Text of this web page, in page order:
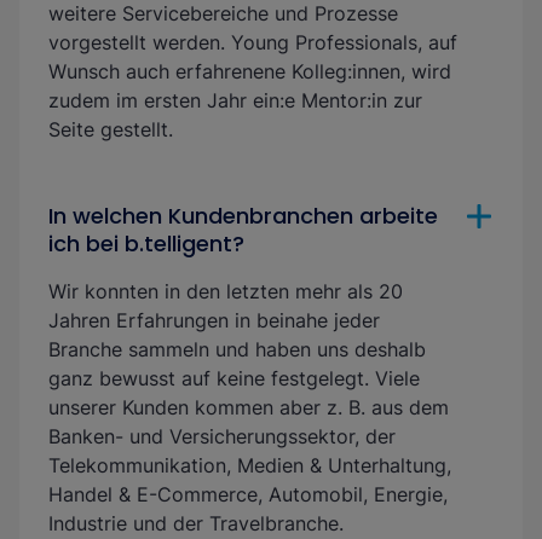
weitere Servicebereiche und Prozesse
vorgestellt werden. Young Professionals, auf
Wunsch auch erfahrenene Kolleg:innen, wird
zudem im ersten Jahr ein:e Mentor:in zur
Seite gestellt.
In welchen Kundenbranchen arbeite
ich bei b.telligent?
Wir konnten in den letzten mehr als 20
Jahren Erfahrungen in beinahe jeder
Branche sammeln und haben uns deshalb
ganz bewusst auf keine festgelegt. Viele
unserer Kunden kommen aber z. B. aus dem
Banken- und Versicherungssektor, der
Telekommunikation, Medien & Unterhaltung,
Handel & E-Commerce, Automobil, Energie,
Industrie und der Travelbranche.